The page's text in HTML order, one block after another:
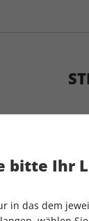
Warum geht
bitte Ihr
in das dem